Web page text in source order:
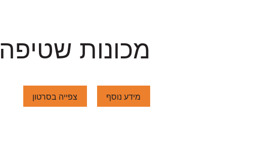
מכונות שטיפה
מידע נוסף צפייה בסרטון